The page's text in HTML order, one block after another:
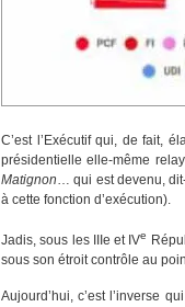
C’est l’Exécutif qui, de fait,
présidentielle elle-même
Matignon… qui est devenu,
à cette fonction d’exécution).
Jadis, sous les IIIe et IVe
sous son étroit contrôle au
Aujourd’hui, c’est l’inverse